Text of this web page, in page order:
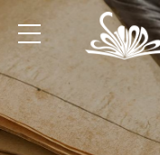
關於我們